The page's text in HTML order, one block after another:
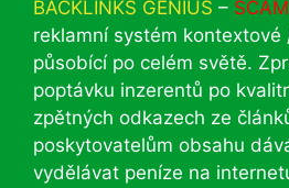
BACKLINKS GENIUS – SCAM
reklamní systém
působící po celém světě.
poptávku inzerentů po
zpětných odkazech ze
poskytovatelům obsahu
vydělávat peníze na